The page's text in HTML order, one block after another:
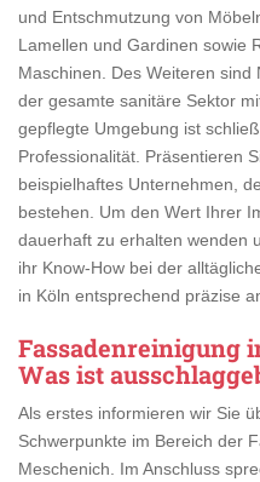
und Entschmutzung von
Lamellen und Gardinen sowie
Maschinen. Des Weiteren
der gesamte sanitäre Sektor
gepflegte Umgebung ist
Professionalität. Präsentieren
beispielhaftes Unternehmen,
bestehen. Um den Wert Ihrer
dauerhaft zu erhalten wenden
ihr Know-How bei der
in Köln entsprechend präzise
Fassadenreinigung
Was ist
Als erstes informieren wir Sie
Schwerpunkte im Bereich der
Meschenich. Im Anschluss